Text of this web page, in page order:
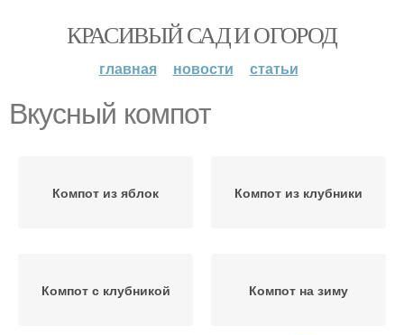
КРАСИВЫЙ САД И ОГОРОД
главная новости статьи
Вкусный компот
Компот из яблок Компот из клубники
Компот с клубникой Компот на зиму